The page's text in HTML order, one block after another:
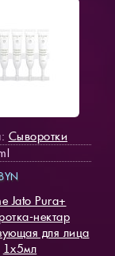
Сыворотки
Jato Pura+
нектар
для лица
1х5мл